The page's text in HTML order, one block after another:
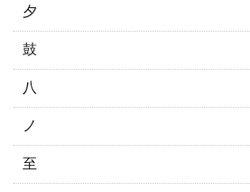
夕
鼓
八
ノ
至